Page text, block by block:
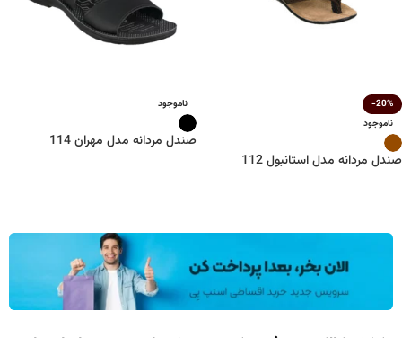
-20%
ناموجود
صندل مردانه مدل استانبول 112
ناموجود
صندل مردانه مدل مهران 114